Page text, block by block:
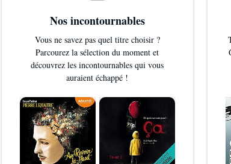
Nos incontournables
Vous ne savez pas quel titre choisir ?
Parcourez la sélection du moment et
découvrez les incontournables qui vous
auraient échappé !